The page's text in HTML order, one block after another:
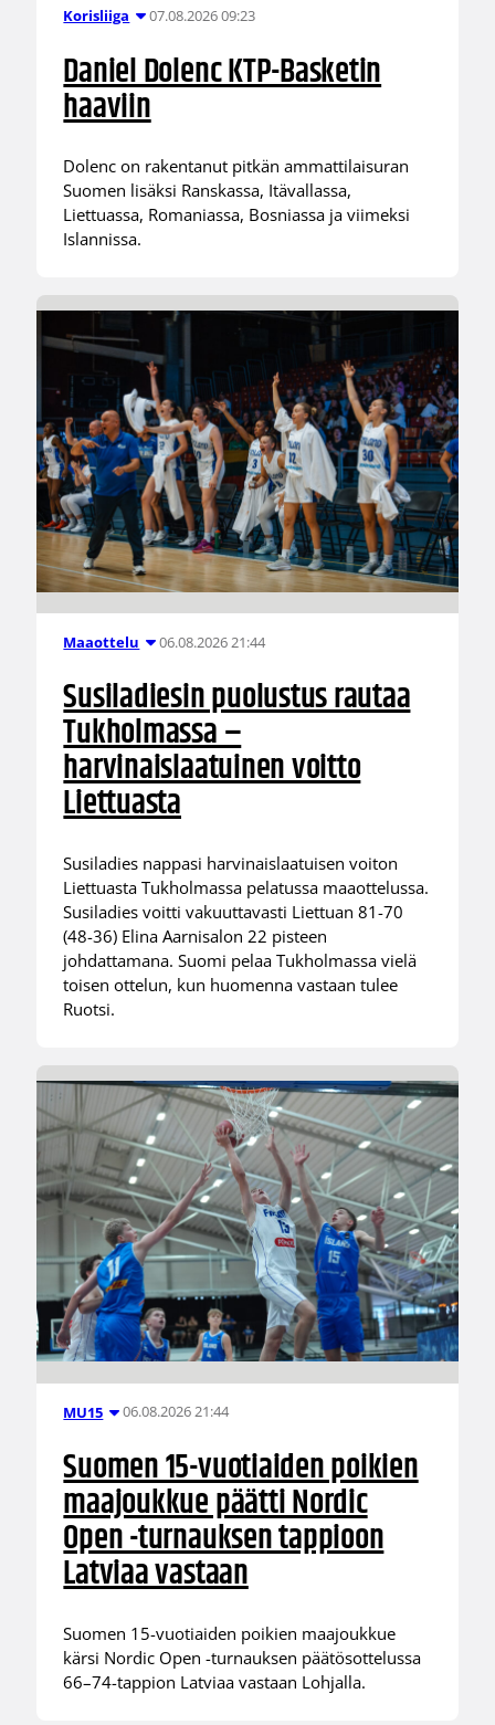
Korisliiga 07.08.2026 09:23
Daniel Dolenc KTP-Basketin
haaviin
Dolenc on rakentanut pitkän ammattilaisuran
Suomen lisäksi Ranskassa, Itävallassa,
Liettuassa, Romaniassa, Bosniassa ja viimeksi
Islannissa.
Maaottelu 06.08.2026 21:44
Susiladiesin puolustus rautaa
Tukholmassa –
harvinaislaatuinen voitto
Liettuasta
Susiladies nappasi harvinaislaatuisen voiton
Liettuasta Tukholmassa pelatussa maaottelussa.
Susiladies voitti vakuuttavasti Liettuan 81-70
(48-36) Elina Aarnisalon 22 pisteen
johdattamana. Suomi pelaa Tukholmassa vielä
toisen ottelun, kun huomenna vastaan tulee
Ruotsi.
MU15 06.08.2026 21:44
Suomen 15-vuotiaiden poikien
maajoukkue päätti Nordic
Open -turnauksen tappioon
Latviaa vastaan
Suomen 15-vuotiaiden poikien maajoukkue
kärsi Nordic Open -turnauksen päätösottelussa
66–74-tappion Latviaa vastaan Lohjalla.